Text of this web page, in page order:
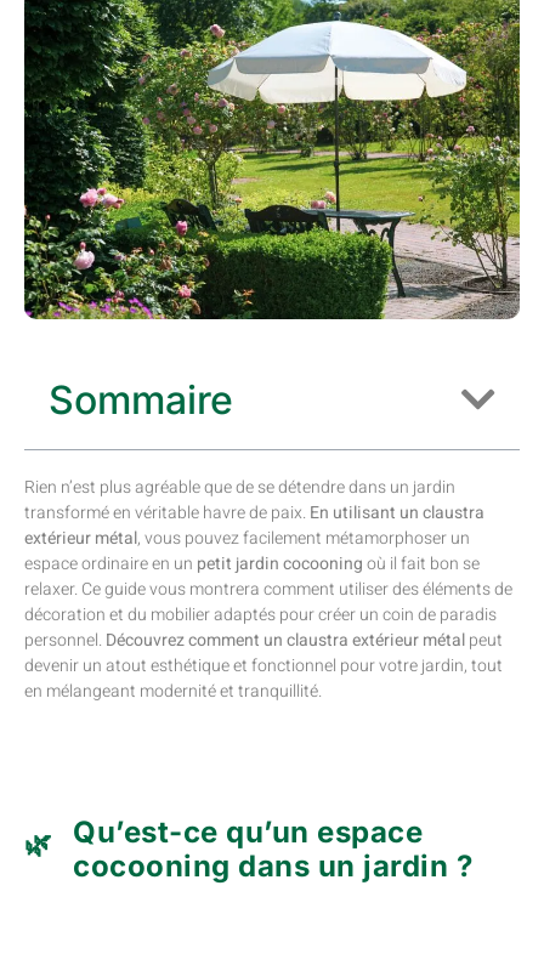
Sommaire
Rien n’est plus agréable que de se détendre dans un jardin
transformé en véritable havre de paix. En utilisant un claustra
extérieur métal, vous pouvez facilement métamorphoser un
espace ordinaire en un petit jardin cocooningoù il fait bon se
relaxer. Ce guide vous montrera comment utiliser des éléments de
décoration et du mobilier adaptés pour créer un coin de paradis
personnel. Découvrez comment un claustra extérieur métalpeut
devenir un atout esthétique et fonctionnel pour votre jardin, tout
en mélangeant modernité et tranquillité.
Qu’est-ce qu’un espace
cocooning dans un jardin ?